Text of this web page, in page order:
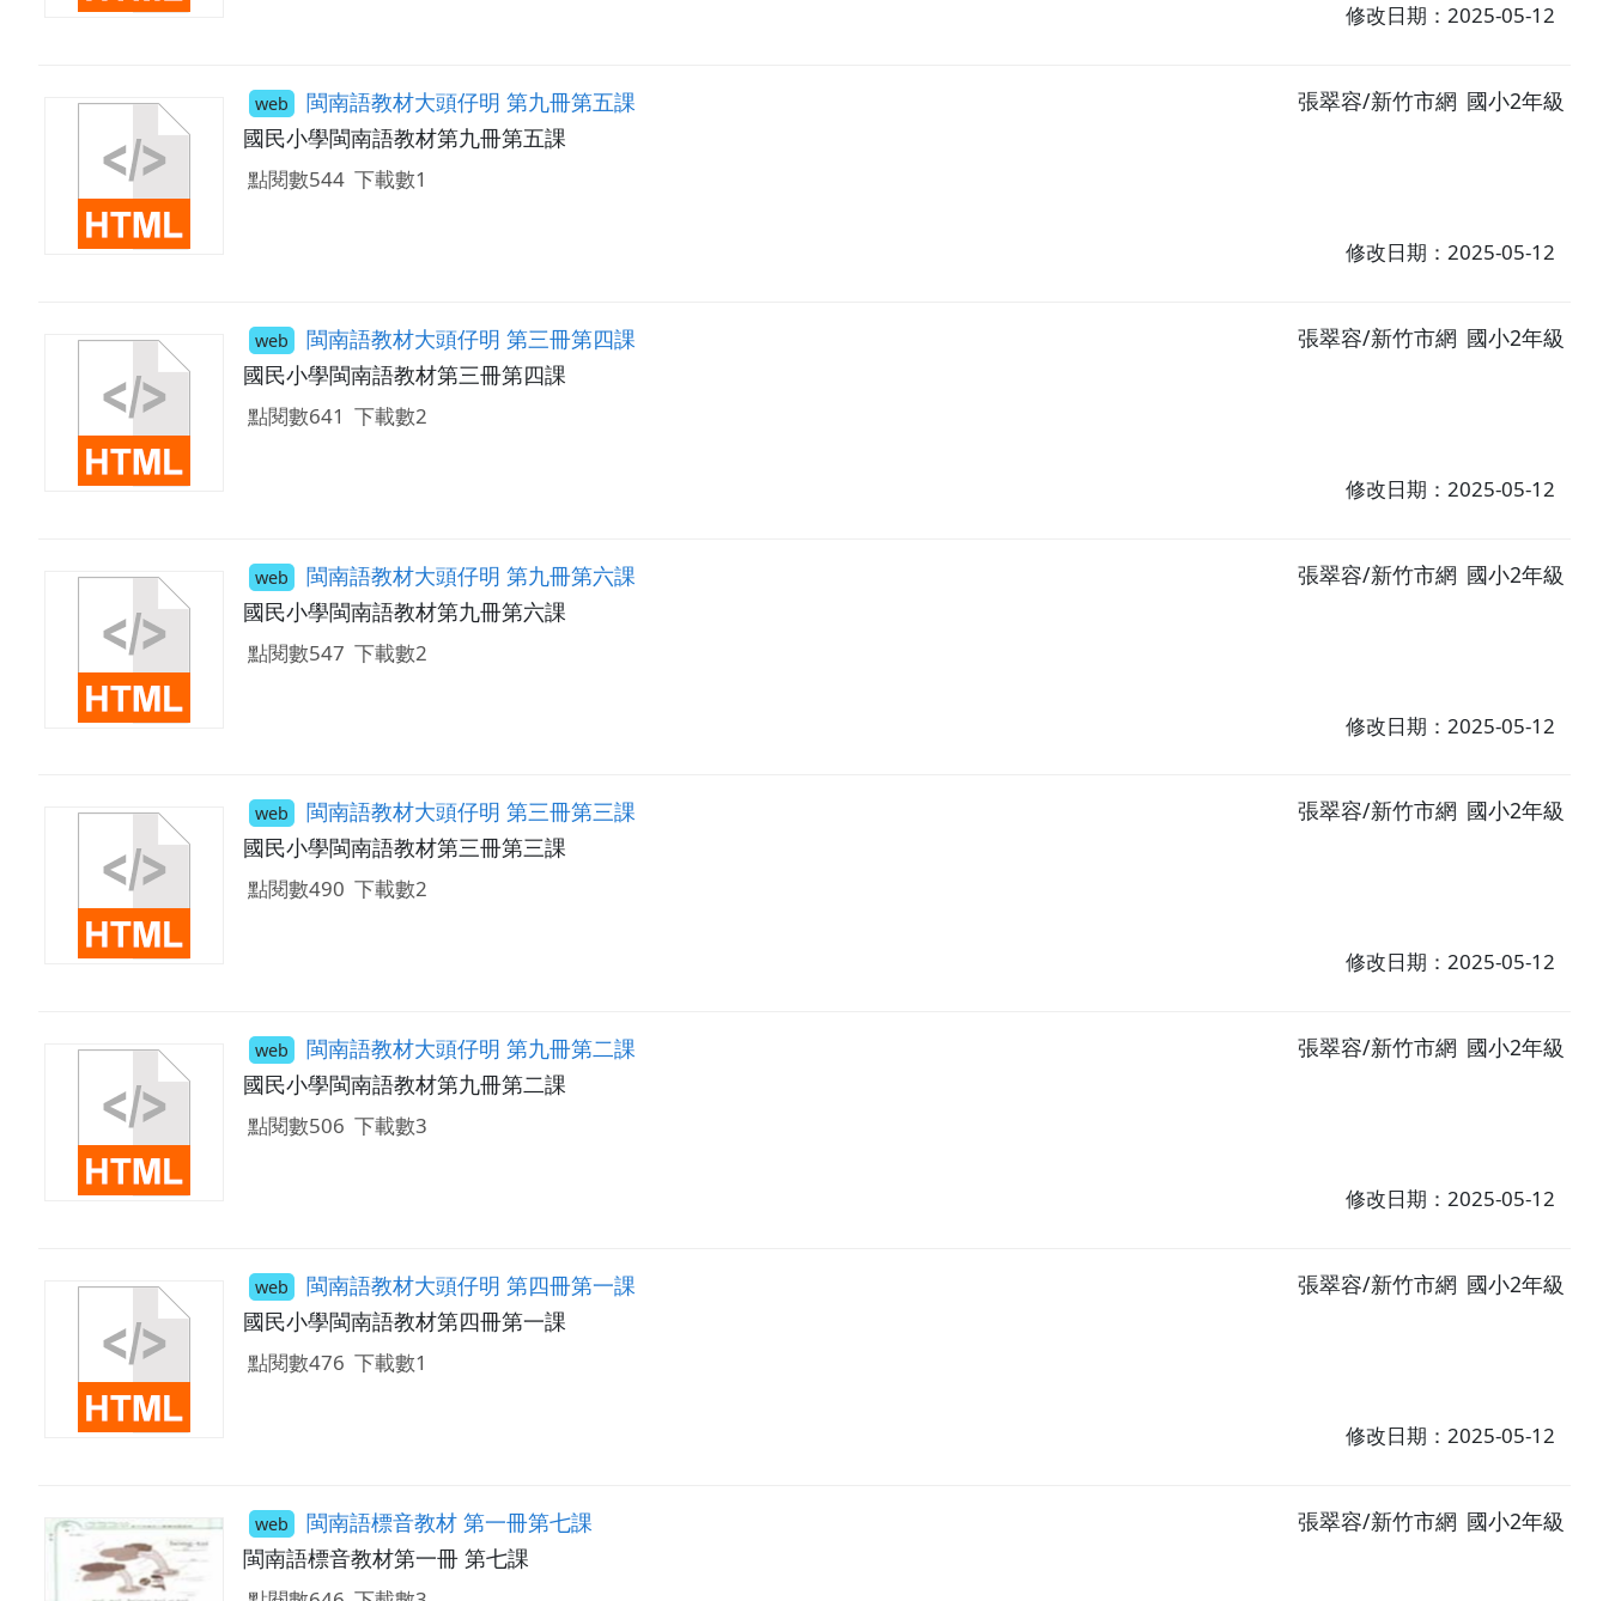
修改日期：2025-05-12
web 閩南語教材大頭仔明 第九冊第五課 張翠容/新竹市網 國小2年級
國民小學閩南語教材第九冊第五課
點閱數544 下載數1
修改日期：2025-05-12
web 閩南語教材大頭仔明 第三冊第四課 張翠容/新竹市網 國小2年級
國民小學閩南語教材第三冊第四課
點閱數641 下載數2
修改日期：2025-05-12
web 閩南語教材大頭仔明 第九冊第六課 張翠容/新竹市網 國小2年級
國民小學閩南語教材第九冊第六課
點閱數547 下載數2
修改日期：2025-05-12
web 閩南語教材大頭仔明 第三冊第三課 張翠容/新竹市網 國小2年級
國民小學閩南語教材第三冊第三課
點閱數490 下載數2
修改日期：2025-05-12
web 閩南語教材大頭仔明 第九冊第二課 張翠容/新竹市網 國小2年級
國民小學閩南語教材第九冊第二課
點閱數506 下載數3
修改日期：2025-05-12
web 閩南語教材大頭仔明 第四冊第一課 張翠容/新竹市網 國小2年級
國民小學閩南語教材第四冊第一課
點閱數476 下載數1
修改日期：2025-05-12
web 閩南語標音教材 第一冊第七課 張翠容/新竹市網 國小2年級
閩南語標音教材第一冊 第七課